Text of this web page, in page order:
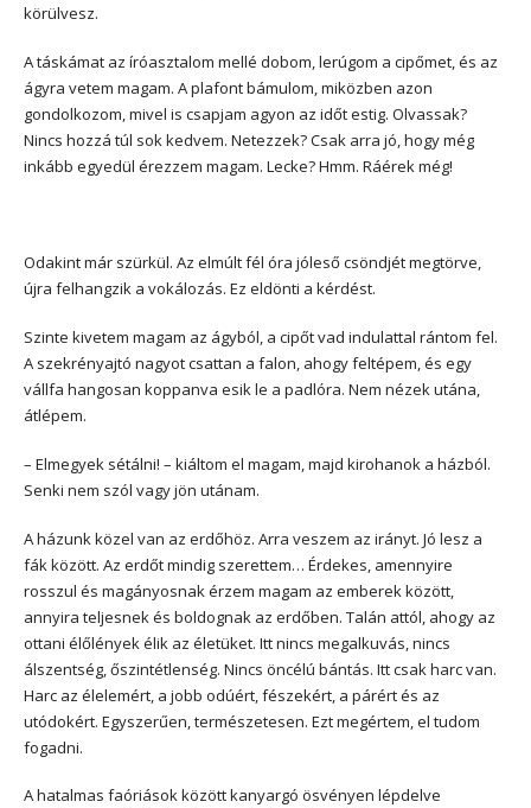
körülvesz.
A táskámat az íróasztalom mellé dobom, lerúgom a cipőmet, és az
ágyra vetem magam. A plafont bámulom, miközben azon
gondolkozom, mivel is csapjam agyon az időt estig. Olvassak?
Nincs hozzá túl sok kedvem. Netezzek? Csak arra jó, hogy még
inkább egyedül érezzem magam. Lecke? Hmm. Ráérek még!
Odakint már szürkül. Az elmúlt fél óra jóleső csöndjét megtörve,
újra felhangzik a vokálozás. Ez eldönti a kérdést.
Szinte kivetem magam az ágyból, a cipőt vad indulattal rántom fel.
A szekrényajtó nagyot csattan a falon, ahogy feltépem, és egy
vállfa hangosan koppanva esik le a padlóra. Nem nézek utána,
átlépem.
– Elmegyek sétálni! – kiáltom el magam, majd kirohanok a házból.
Senki nem szól vagy jön utánam.
A házunk közel van az erdőhöz. Arra veszem az irányt. Jó lesz a
fák között. Az erdőt mindig szerettem… Érdekes, amennyire
rosszul és magányosnak érzem magam az emberek között,
annyira teljesnek és boldognak az erdőben. Talán attól, ahogy az
ottani élőlények élik az életüket. Itt nincs megalkuvás, nincs
álszentség, őszintétlenség. Nincs öncélú bántás. Itt csak harc van.
Harc az élelemért, a jobb odúért, fészekért, a párért és az
utódokért. Egyszerűen, természetesen. Ezt megértem, el tudom
fogadni.
A hatalmas faóriások között kanyargó ösvényen lépdelve